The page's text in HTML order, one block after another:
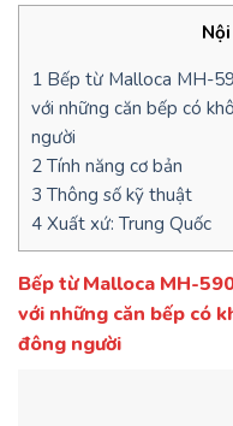
1 Bếp từ Malloca MH-
với những căn bếp có
người
2 Tính năng cơ bản
3 Thông số kỹ thuật
4 Xuất xứ: Trung Quốc
Bếp từ Malloca MH-
với những căn bếp có
đông người